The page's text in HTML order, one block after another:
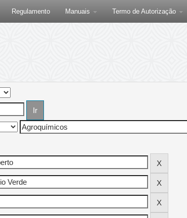
Regulamento Manuais Termo de Autorização